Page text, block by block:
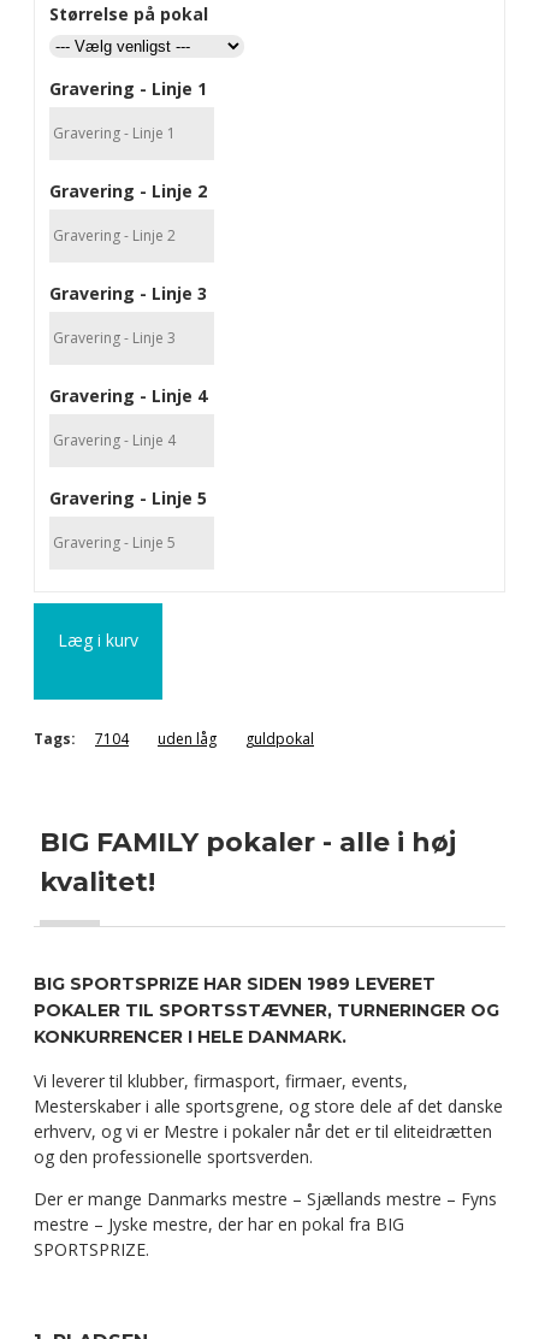
Størrelse på pokal
Gravering - Linje 1
Gravering - Linje 2
Gravering - Linje 3
Gravering - Linje 4
Gravering - Linje 5
Læg i kurv
Tags: 7104 uden låg guldpokal
BIG FAMILY pokaler - alle i høj
kvalitet!
BIG SPORTSPRIZE HAR SIDEN 1989 LEVERET
POKALER TIL SPORTSSTÆVNER, TURNERINGER OG
KONKURRENCER I HELE DANMARK.
Vi leverer til klubber, firmasport, firmaer, events,
Mesterskaber i alle sportsgrene, og store dele af det danske
erhverv, og vi er Mestre i pokaler når det er til eliteidrætten
og den professionelle sportsverden.
Der er mange Danmarks mestre – Sjællands mestre – Fyns
mestre – Jyske mestre, der har en pokal fra BIG
SPORTSPRIZE.